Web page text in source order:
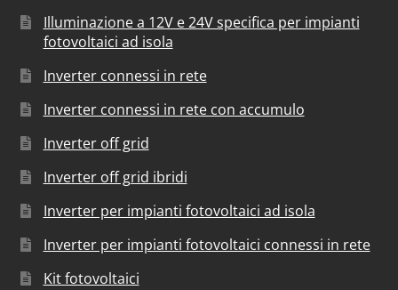
Illuminazione a 12V e 24V specifica per impianti
fotovoltaici ad isola
Inverter connessi in rete
Inverter connessi in rete con accumulo
Inverter off grid
Inverter off grid ibridi
Inverter per impianti fotovoltaici ad isola
Inverter per impianti fotovoltaici connessi in rete
Kit fotovoltaici